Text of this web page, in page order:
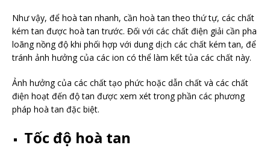
Như vậy, để hoà tan nhanh, cần hoà tan theo thứ tự, các chất
kém tan được hoà tan trước. Đối với các chất điện giải cần pha
loãng nồng độ khi phối hợp với dung dịch các chất kém tan, để
tránh ảnh hưởng của các ion có thể làm kết tủa các chất này.
Ảnh hưởng của các chất tạo phức hoặc dẫn chất và các chất
điện hoạt đến độ tan được xem xét trong phần các phương
pháp hoà tan đặc biệt.
Tốc độ hoà tan